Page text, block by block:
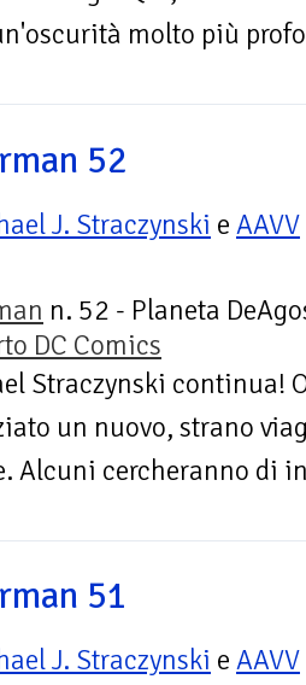
molto più
52
J. Straczynski e AAVV
n. 52 - Planeta
DC Comics
Straczynski continua!
un nuovo, strano
Alcuni cercheranno di
51
J. Straczynski e AAVV